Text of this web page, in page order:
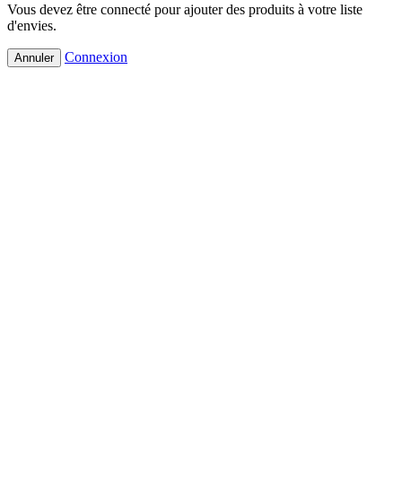
Vous devez être connecté pour ajouter des produits à votre liste
d'envies.
Annuler Connexion